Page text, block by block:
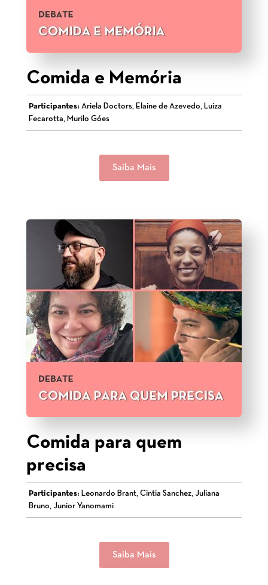
Comida e Memória
Participantes: Ariela Doctors, Elaine de Azevedo, Luiza
Fecarotta, Murilo Góes
Saiba Mais
Comida para quem
precisa
Participantes: Leonardo Brant, Cintia Sanchez, Juliana
Bruno, Junior Yanomami
Saiba Mais